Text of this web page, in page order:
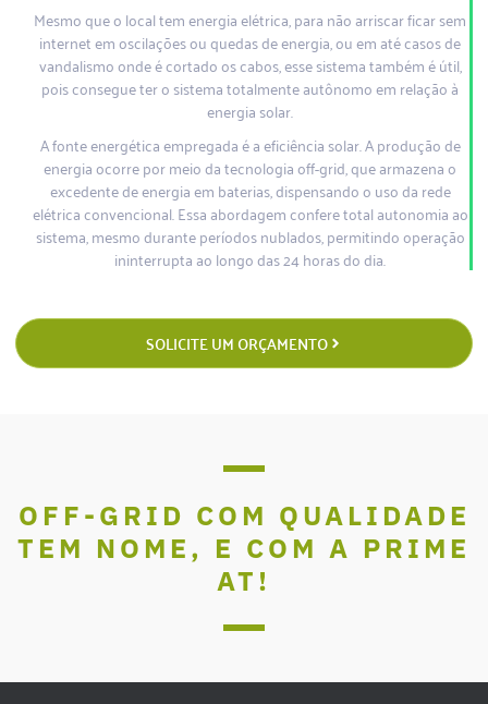
Mesmo que o local tem energia elétrica, para não arriscar ficar sem
internet em oscilações ou quedas de energia, ou em até casos de
vandalismo onde é cortado os cabos, esse sistema também é útil,
pois consegue ter o sistema totalmente autônomo em relação à
energia solar.
A fonte energética empregada é a eficiência solar. A produção de
energia ocorre por meio da tecnologia off-grid, que armazena o
excedente de energia em baterias, dispensando o uso da rede
elétrica convencional. Essa abordagem confere total autonomia ao
sistema, mesmo durante períodos nublados, permitindo operação
ininterrupta ao longo das 24 horas do dia.
SOLICITE UM ORÇAMENTO
OFF-GRID COM QUALIDADE
TEM NOME, E COM A PRIME
AT!